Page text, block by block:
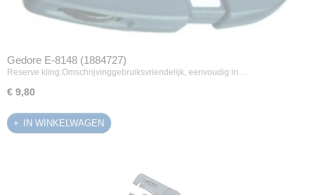
Gedore E-8148 (1884727)
Reserve kling.Omschrijvinggebruiksvriendelijk, eenvoudig in…
€ 9,80
IN WINKELWAGEN